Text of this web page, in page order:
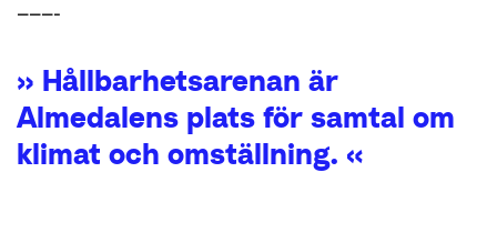
———-
» Hållbarhetsarenan är
Almedalens plats för samtal om
klimat och omställning. «